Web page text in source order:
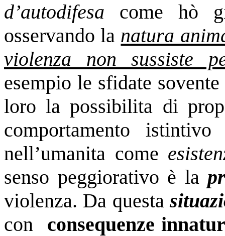
d’autodifesa come hò
osservando la natura
violenza non sussiste
esempio le sfidate
loro la possibilita di
comportamento
nell’umanita come
senso peggiorativo è la
violenza. Da questa
con
consequenze